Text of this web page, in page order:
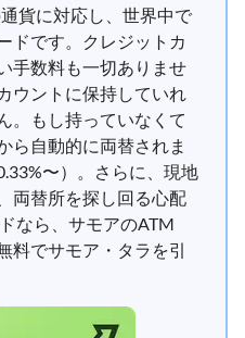
貨に対応し、世界中で
ドです。クレジットカ
手数料も一切ありませ
ウントに保持していれ
。もし持っていなくて
ら自動的に両替されま
〜）。さらに、現地
両替所を探し回る心配
なら、サモアのATM
料でサモア・タラを引